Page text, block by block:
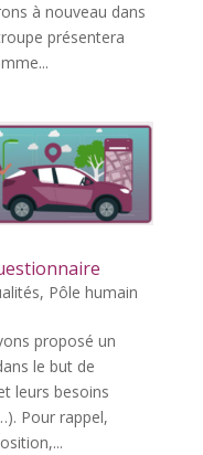
à nouveau dans
présentera
, Pôle humain
proposé un
le but de
leurs besoins
Pour rappel,